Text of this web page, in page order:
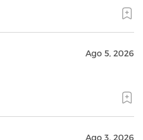
Ago 5, 2026
Ago 3, 2026